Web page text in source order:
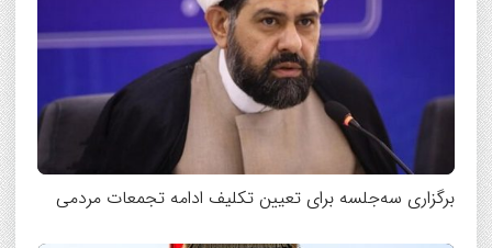
برگزاری سه‌جلسه برای تعیین تکلیف ادامه تجمعات مردمی